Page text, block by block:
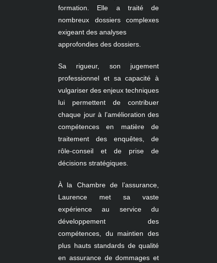
formation. Elle a traité de
nombreux dossiers complexes
exigeant des analyses
approfondies des dossiers.
Sa rigueur, son jugement
professionnel et sa capacité à
vulgariser des enjeux techniques
lui permettent de contribuer
chaque jour à l’amélioration des
compétences en matière de
traitement des enquêtes, de
rôle-conseil et de prise de
décisions stratégiques.
À la Chambre de l’assurance,
Laurence met sa vaste
expérience au service du
développement des
compétences, du maintien des
plus hauts standards de qualité
en assurance de dommages et